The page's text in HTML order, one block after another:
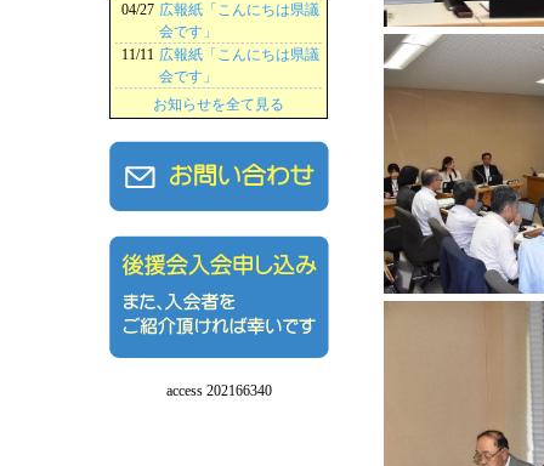
04/27 広報紙「こんにちは県議
会です」
11/11 広報紙「こんにちは県議
会です」
お知らせを全て見る
access 202166340